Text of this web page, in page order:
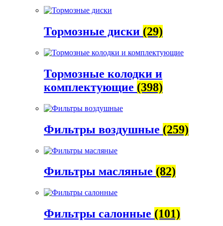
Тормозные диски (29)
Тормозные колодки и
комплектующие (398)
Фильтры воздушные (259)
Фильтры масляные (82)
Фильтры салонные (101)